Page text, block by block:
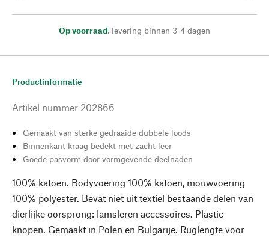
Op voorraad, levering binnen 3-4 dagen
Productinformatie
Artikel nummer 202866
Gemaakt van sterke gedraaide dubbele loods
Binnenkant kraag bedekt met zacht leer
Goede pasvorm door vormgevende deelnaden
100% katoen. Bodyvoering 100% katoen, mouwvoering
100% polyester. Bevat niet uit textiel bestaande delen van
dierlijke oorsprong: lamsleren accessoires. Plastic
knopen. Gemaakt in Polen en Bulgarije. Ruglengte voor